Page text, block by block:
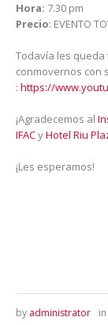
Hora: 7.30 pm
Precio: EVENTO
Todavía les
conmovernos con
: https://
¡Agradecemos al
IFACyHotel Riu
¡Les esperamos!
by administrator in